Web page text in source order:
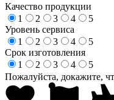
Качество продукции
1
2 3 4
5
Уровень сервиса
1
2 3 4
5
Срок изготовления
1
2 3 4
5
Пожалуйста, докажите,